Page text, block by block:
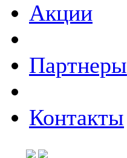
Акции
Партнеры
Контакты